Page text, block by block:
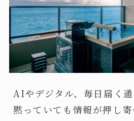
AIやデジタル、毎日届く通
黙っていても情報が押し